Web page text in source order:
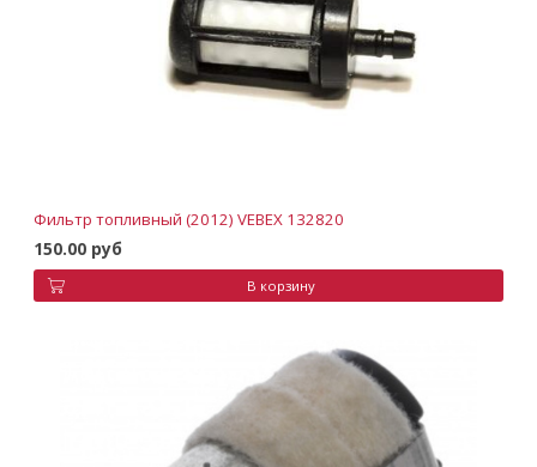
Фильтр топливный (2012) VEBEX 132820
150.00 руб
В корзину